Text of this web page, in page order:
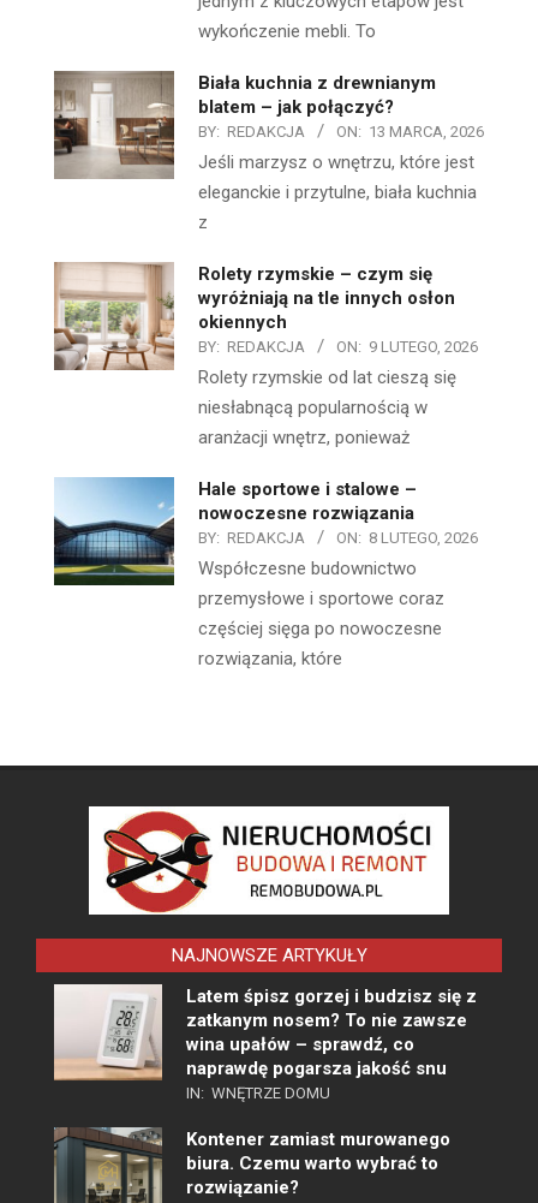
wykończenie mebli. To
Biała kuchnia z drewnianym
blatem – jak połączyć?
BY: REDAKCJA ON: 13 MARCA, 2026
Jeśli marzysz o wnętrzu, które jest
eleganckie i przytulne, biała kuchnia
z
Rolety rzymskie – czym się
wyróżniają na tle innych osłon
okiennych
BY: REDAKCJA ON: 9 LUTEGO, 2026
Rolety rzymskie od lat cieszą się
niesłabnącą popularnością w
aranżacji wnętrz, ponieważ
Hale sportowe i stalowe –
nowoczesne rozwiązania
BY: REDAKCJA ON: 8 LUTEGO, 2026
Współczesne budownictwo
przemysłowe i sportowe coraz
częściej sięga po nowoczesne
rozwiązania, które
NAJNOWSZE ARTYKUŁY
Latem śpisz gorzej i budzisz się z
zatkanym nosem? To nie zawsze
wina upałów – sprawdź, co
naprawdę pogarsza jakość snu
IN: WNĘTRZE DOMU
Kontener zamiast murowanego
biura. Czemu warto wybrać to
rozwiązanie?